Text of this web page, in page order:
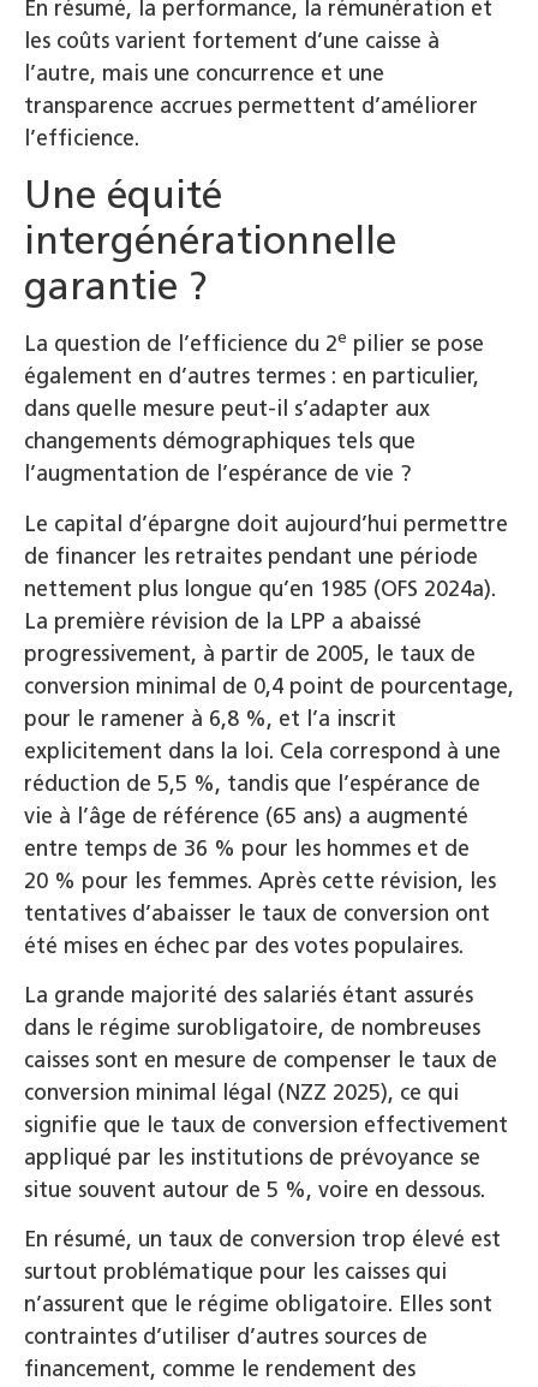
En résumé, la performance, la rémunération et
les coûts varient fortement d’une caisse à
l’autre, mais une concurrence et une
transparence accrues permettent d’améliorer
l’efficience.
Une équité
intergénérationnelle
garantie ?
La question de l’efficience du 2e pilier se pose
également en d’autres termes : en particulier,
dans quelle mesure peut-il s’adapter aux
changements démographiques tels que
l’augmentation de l’espérance de vie ?
Le capital d’épargne doit aujourd’hui permettre
de financer les retraites pendant une période
nettement plus longue qu’en 1985 (OFS 2024a).
La première révision de la LPP a abaissé
progressivement, à partir de 2005, le taux de
conversion minimal de 0,4 point de pourcentage,
pour le ramener à 6,8 %, et l’a inscrit
explicitement dans la loi. Cela correspond à une
réduction de 5,5 %, tandis que l’espérance de
vie à l’âge de référence (65 ans) a augmenté
entre temps de 36 % pour les hommes et de
20 % pour les femmes. Après cette révision, les
tentatives d’abaisser le taux de conversion ont
été mises en échec par des votes populaires.
La grande majorité des salariés étant assurés
dans le régime surobligatoire, de nombreuses
caisses sont en mesure de compenser le taux de
conversion minimal légal (NZZ 2025), ce qui
signifie que le taux de conversion effectivement
appliqué par les institutions de prévoyance se
situe souvent autour de 5 %, voire en dessous.
En résumé, un taux de conversion trop élevé est
surtout problématique pour les caisses qui
n’assurent que le régime obligatoire. Elles sont
contraintes d’utiliser d’autres sources de
financement, comme le rendement des